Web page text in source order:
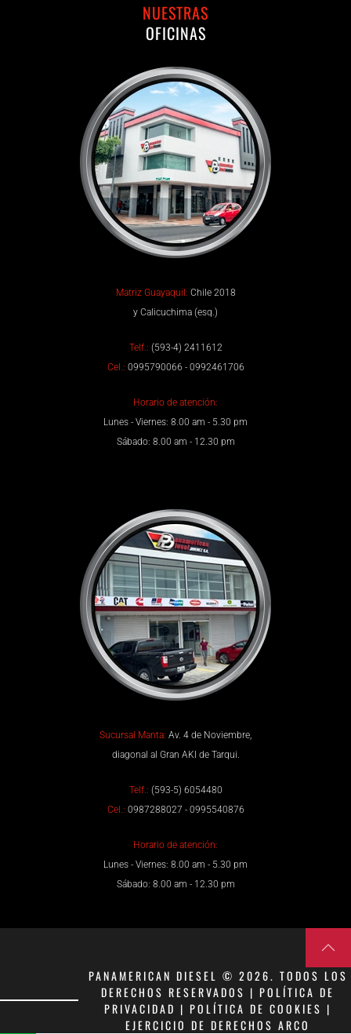
NUESTRAS
OFICINAS
Matriz Guayaquil: Chile 2018
y Calicuchima (esq.)
Telf.: (593-4) 2411612
Cel.: 0995790066 - 0992461706
Horario de atención:
Lunes - Viernes: 8.00 am - 5.30 pm
Sábado: 8.00 am - 12.30 pm
Sucursal Manta: Av. 4 de Noviembre,
diagonal al Gran AKI de Tarqui.
Telf.: (593-5) 6054480
Cel.: 0987288027 - 0995540876
Horario de atención:
Lunes - Viernes: 8.00 am - 5.30 pm
Sábado: 8.00 am - 12.30 pm
PANAMERICAN DIESEL © 2026. TODOS LOS
DERECHOS RESERVADOS | POLÍTICA DE
PRIVACIDAD | POLÍTICA DE COOKIES |
EJERCICIO DE DERECHOS ARCO